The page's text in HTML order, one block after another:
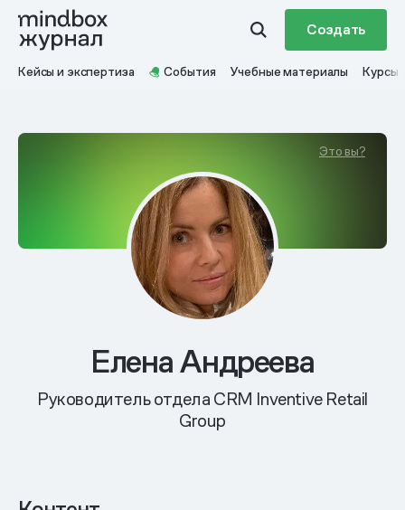
Создать
Кейсы и экспертиза События Учебные материалы Курсы
Это вы?
Елена Андреева
Руководитель отдела CRM Inventive Retail
Group